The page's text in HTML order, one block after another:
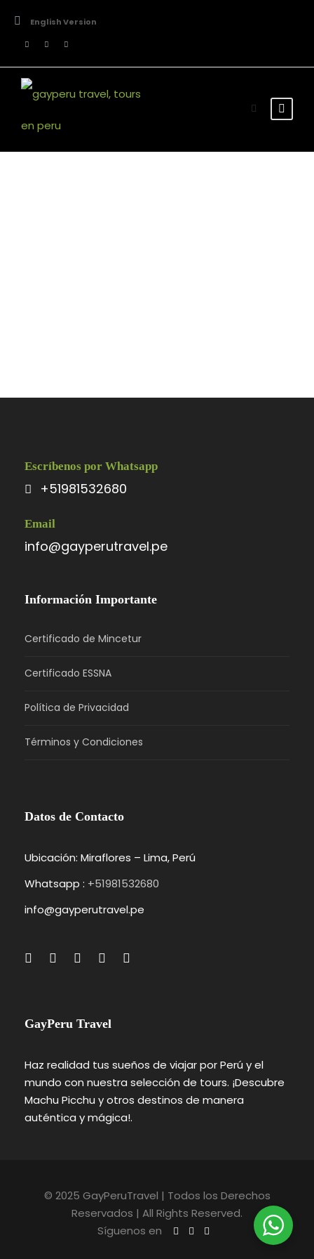
English Version
Escríbenos por Whatsapp
+51981532680
Email
info@gayperutravel.pe
Información Importante
Certificado de Mincetur
Certificado ESSNA
Política de Privacidad
Términos y Condiciones
Datos de Contacto
Ubicación: Miraflores – Lima, Perú
Whatsapp : +51981532680
info@gayperutravel.pe
GayPeru Travel
Haz realidad tus sueños de viajar por Perú y el
mundo con nuestra selección de tours. ¡Descubre
Machu Picchu y otros destinos de manera
auténtica y mágica!.
© 2025 GayPeruTravel | Todos los Derechos
Reservados | All Rights Reserved.
Síguenos en